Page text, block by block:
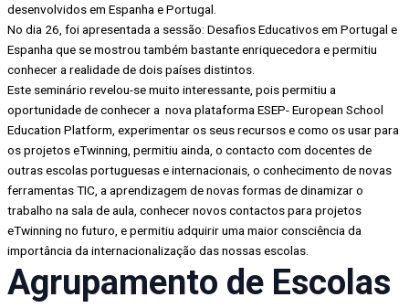
desenvolvidos em Espanha e Portugal.
No dia 26, foi apresentada a sessão: Desafios Educativos em Portugal e
Espanha que se mostrou também bastante enriquecedora e permitiu
conhecer a realidade de dois países distintos.
Este seminário revelou-se muito interessante, pois permitiu a
oportunidade de conhecer a nova plataforma ESEP- European School
Education Platform, experimentar os seus recursos e como os usar para
os projetos eTwinning, permitiu ainda, o contacto com docentes de
outras escolas portuguesas e internacionais, o conhecimento de novas
ferramentas TIC, a aprendizagem de novas formas de dinamizar o
trabalho na sala de aula, conhecer novos contactos para projetos
eTwinning no futuro, e permitiu adquirir uma maior consciência da
importância da internacionalização das nossas escolas.
Agrupamento de Escolas